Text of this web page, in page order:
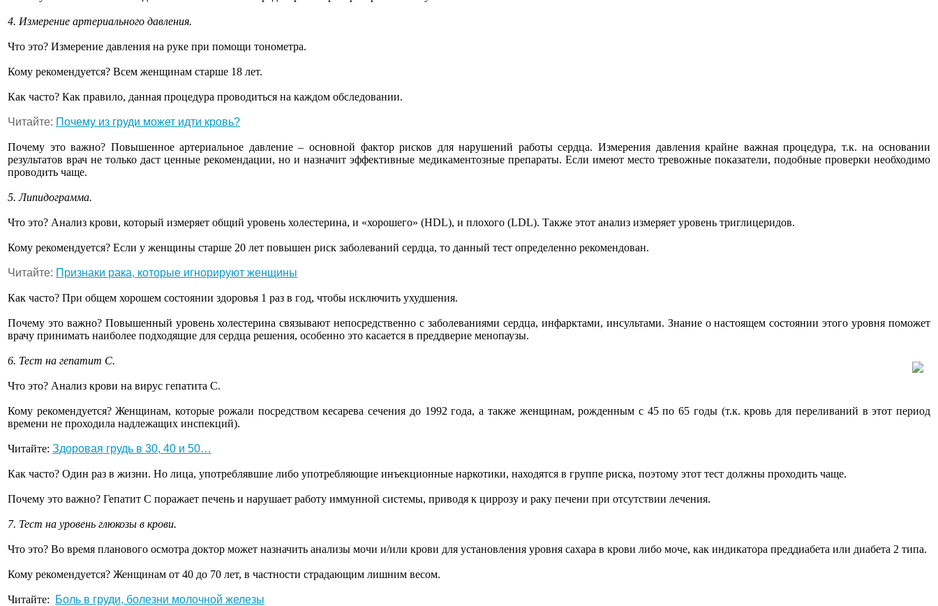
4. Измерение артериального давления.
Что это? Измерение давления на руке при помощи тонометра.
Кому рекомендуется? Всем женщинам старше 18 лет.
Как часто? Как правило, данная процедура проводиться на каждом обследовании.
Читайте: Почему из груди может идти кровь?
Почему это важно? Повышенное артериальное давление – основной фактор рисков для нарушений работы сердца. Измерения давления крайне важная процедура, т.к. на основании
результатов врач не только даст ценные рекомендации, но и назначит эффективные медикаментозные препараты. Если имеют место тревожные показатели, подобные проверки необходимо
проводить чаще.
5. Липидограмма.
Что это? Анализ крови, который измеряет общий уровень холестерина, и «хорошего» (HDL), и плохого (LDL). Также этот анализ измеряет уровень триглицеридов.
Кому рекомендуется? Если у женщины старше 20 лет повышен риск заболеваний сердца, то данный тест определенно рекомендован.
Читайте: Признаки рака, которые игнорируют женщины
Как часто? При общем хорошем состоянии здоровья 1 раз в год, чтобы исключить ухудшения.
Почему это важно? Повышенный уровень холестерина связывают непосредственно с заболеваниями сердца, инфарктами, инсультами. Знание о настоящем состоянии этого уровня поможет
врачу принимать наиболее подходящие для сердца решения, особенно это касается в преддверие менопаузы.
6. Тест на гепатит С.
Что это? Анализ крови на вирус гепатита С.
Кому рекомендуется? Женщинам, которые рожали посредством кесарева сечения до 1992 года, а также женщинам, рожденным с 45 по 65 годы (т.к. кровь для переливаний в этот период
времени не проходила надлежащих инспекций).
Читайте: Здоровая грудь в 30, 40 и 50…
Как часто? Один раз в жизни. Но лица, употреблявшие либо употребляющие инъекционные наркотики, находятся в группе риска, поэтому этот тест должны проходить чаще.
Почему это важно? Гепатит С поражает печень и нарушает работу иммунной системы, приводя к циррозу и раку печени при отсутствии лечения.
7. Тест на уровень глюкозы в крови.
Что это? Во время планового осмотра доктор может назначить анализы мочи и/или крови для установления уровня сахара в крови либо моче, как индикатора преддиабета или диабета 2 типа.
Кому рекомендуется? Женщинам от 40 до 70 лет, в частности страдающим лишним весом.
Читайте: Боль в груди, болезни молочной железы